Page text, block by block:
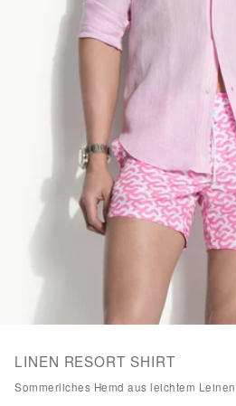
LINEN RESORT SHIRT
Sommerliches Hemd aus leichtem Leinen